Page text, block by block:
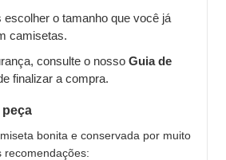
escolher o tamanho que você já
camisetas.
consulte o nosso Guia de
finalizar a compra.
bonita e conservada por muito
recomendações: